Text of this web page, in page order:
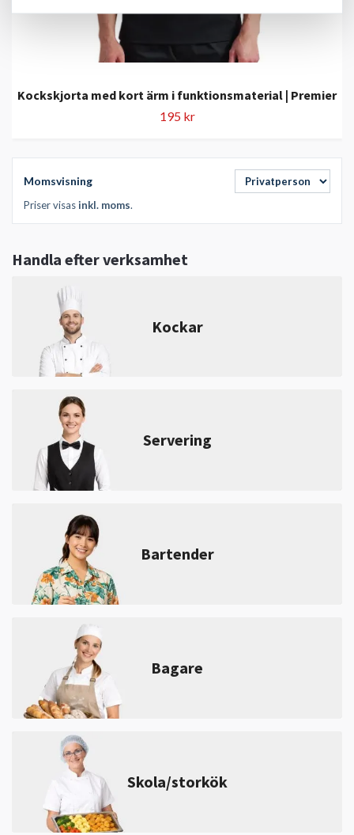
Momsvisning
Priser visasinkl. moms.
Handla efter verksamhet
Kockar
Servering
Bartender
Bagare
Skola/storkök
Kockskjorta med kort ärm i funktionsmaterial | Premier
195 kr